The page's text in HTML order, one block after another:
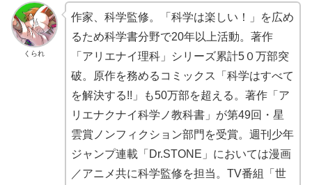
くられ
作家、科学監修。「科学は楽しい！」を広め
るため科学書分野で20年以上活動。著作
「アリエナイ理科」シリーズ累計5０万部突
破。原作を務めるコミックス「科学はすべて
を解決する!!」も50万部を超える。著作「ア
リエナクナイ科学ノ教科書」が第49回・星
雲賞ノンフィクション部門を受賞。週刊少年
ジャンプ連載「Dr.STONE」においては漫画
／アニメ共に科学監修を担当。TV番組「世